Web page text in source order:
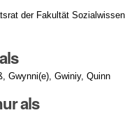
der Fakultät
Gwynni(e), Gwiniy, Quinn
als